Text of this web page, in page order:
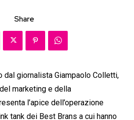
Share
dal giornalista Giampaolo Colletti,
marketing e della
l’apice dell’operazione
tank dei Best Brans a cui hanno